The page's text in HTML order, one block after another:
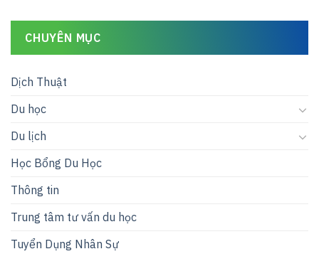
CHUYÊN MỤC
Dịch Thuật
Du học
Du lịch
Học Bổng Du Học
Thông tin
Trung tâm tư vấn du học
Tuyển Dụng Nhân Sự